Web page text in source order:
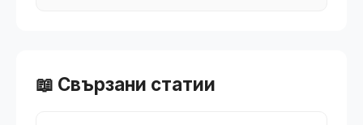
📖 Свързани статии